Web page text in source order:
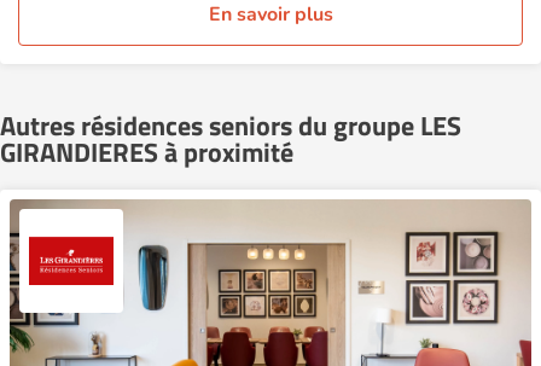
En savoir plus
Autres résidences seniors du groupe LES
GIRANDIERES à proximité